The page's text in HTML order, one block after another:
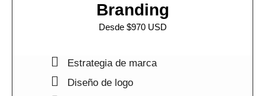
Branding
Desde $970 USD
Estrategia de marca
Diseño de logo